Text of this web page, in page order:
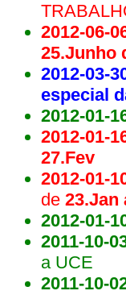
2012-06-
25.Junho
2012-03-
especial
2012-01-
2012-01-
27.Fev
2012-01-
de 23.Jan
2012-01-
2011-10-
a UCE
2011-10-